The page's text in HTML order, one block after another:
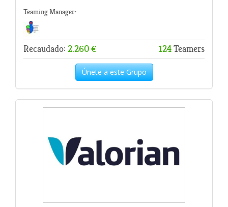
Teaming Manager:
Recaudado: 2.260 € 124Teamers
Únete a este Grupo